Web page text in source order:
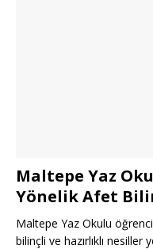
Maltepe Yaz
Yönelik Afet
Maltepe Yaz Okulu
bilinçli ve hazırlıklı